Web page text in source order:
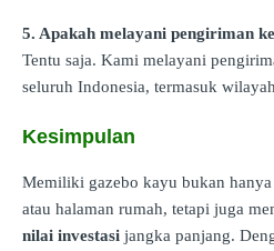
5. Apakah melayani pengiriman
Tentu saja. Kami melayani
seluruh Indonesia, termasuk
Kesimpulan
Memiliki gazebo kayu bukan hanya
atau halaman rumah, tetapi juga
nilai investasi jangka panjang.